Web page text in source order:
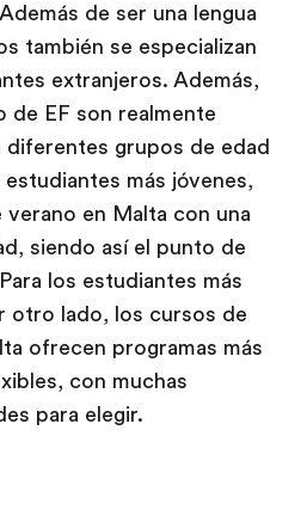
de ser una lengua
también se especializan
extranjeros. Además,
de EF son realmente
diferentes grupos de edad
más jóvenes,
en Malta con una
siendo así el punto de
los estudiantes más
otro lado, los cursos de
ofrecen programas más
con muchas
para elegir.